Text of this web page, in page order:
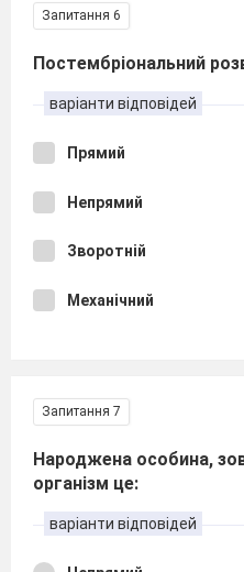
Запитання 6
Постембріональний
варіанти відповідей
Прямий
Непрямий
Зворотній
Механічний
Запитання 7
Народжена особина,
організм це:
варіанти відповідей